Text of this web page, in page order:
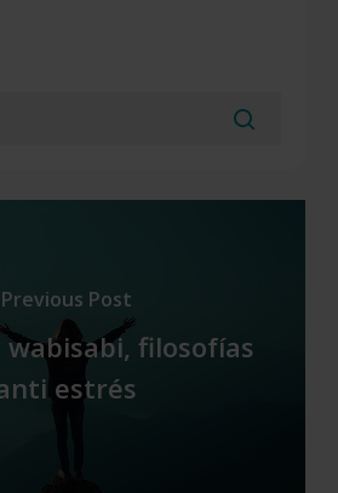
Previous Post
filosofías
estrés